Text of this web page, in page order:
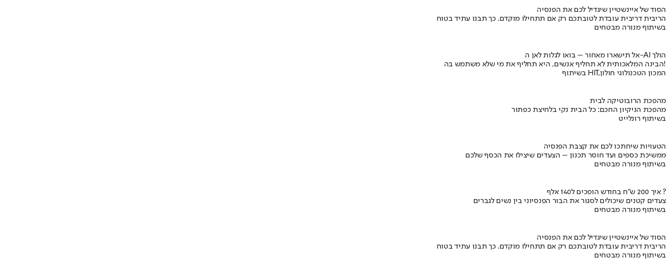
הסוד של איינשטיין שיגדיל לכם את הפנסיה
הריבית דריבית עובדת לטובתכם רק אם תתחילו מוקדם. כך תבנו עתיד בטוח
בשיתוף מנורה מבטחים
אל תישארו מאחור – בואו לגלות לאן ה-AI הולך
הבינה המלאכותית לא תחליף אנשים, היא תחליף את מי שלא משתמש בה!
בשיתוף HIT,המכון הטכנולוגי חולון
מהפכת הרובוטיקה לבית
מהפכת הניקיון החכם: כל הבית נקי בלחיצת כפתור
בשיתוף רונלייט
הטעויות שיחתכו לכם את קצבת הפנסיה
ממשיכת כספים ועד חוסר תכנון – הצעדים שיצילו את הכסף שלכם
בשיתוף מנורה מבטחים
איך 200 ש"ח בחודש הופכים ל140 אלף ?
צעדים קטנים שיכולים לסגור את הבור הפנסיוני בין נשים לגברים
בשיתוף מנורה מבטחים
הסוד של איינשטיין שיגדיל לכם את הפנסיה
הריבית דריבית עובדת לטובתכם רק אם תתחילו מוקדם. כך תבנו עתיד בטוח
בשיתוף מנורה מבטחים